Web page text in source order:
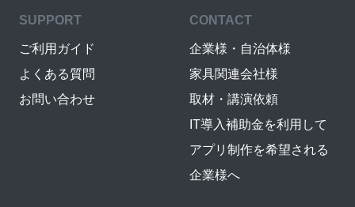
SUPPORT
ご利用ガイド
よくある質問
お問い合わせ
CONTACT
企業様・自治体様
家具関連会社様
取材・講演依頼
IT導入補助金を利用して
アプリ制作を希望される
企業様へ